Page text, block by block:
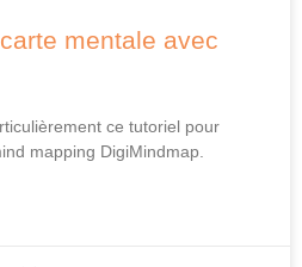
mentale avec
ce tutoriel pour
mapping DigiMindmap.